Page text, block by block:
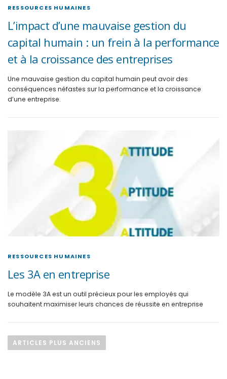
RESSOURCES HUMAINES
L’impact d’une mauvaise gestion du
capital humain : un frein à la performance
et à la croissance des entreprises
Une mauvaise gestion du capital humain peut avoir des
conséquences néfastes sur la performance et la croissance
d’une entreprise.
RESSOURCES HUMAINES
Les 3A en entreprise
Le modèle 3A est un outil précieux pour les employés qui
souhaitent maximiser leurs chances de réussite en entreprise
aARTICLES PLUS ANCIENS